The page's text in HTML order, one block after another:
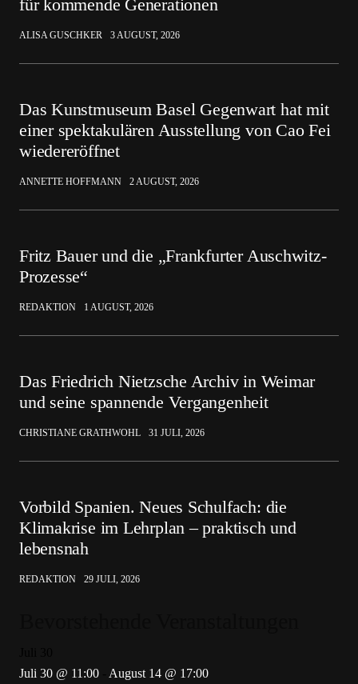
für kommende Generationen
ALISA GUSCHKER 3 AUGUST, 2026
Das Kunstmuseum Basel Gegenwart hat mit
einer spektakulären Ausstellung von Cao Fei
wiedereröffnet
ANNETTE HOFFMANN 2 AUGUST, 2026
Fritz Bauer und die „Frankfurter Auschwitz-
Prozesse“
REDAKTION 1 AUGUST, 2026
Das Friedrich Nietzsche Archiv in Weimar
und seine spannende Vergangenheit
CHRISTIANE GRATHWOHL 31 JULI, 2026
Vorbild Spanien. Neues Schulfach: die
Klimakrise im Lehrplan – praktisch und
lebensnah
REDAKTION 29 JULI, 2026
Juli 30 @ 11:00
August 14 @ 17:00